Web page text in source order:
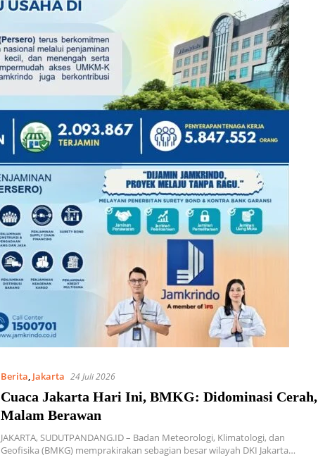
Berita, Jakarta 24 Juli 2026
Cuaca Jakarta Hari Ini, BMKG: Didominasi Cerah,
Malam Berawan
JAKARTA, SUDUTPANDANG.ID – Badan Meteorologi, Klimatologi, dan
Geofisika (BMKG) memprakirakan sebagian besar wilayah DKI Jakarta…